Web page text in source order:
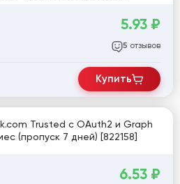
5.93 ₽
5 отзывов
Купить
Trusted с OAuth2 и Graph
(пропуск 7 дней) [822158]
6.53 ₽